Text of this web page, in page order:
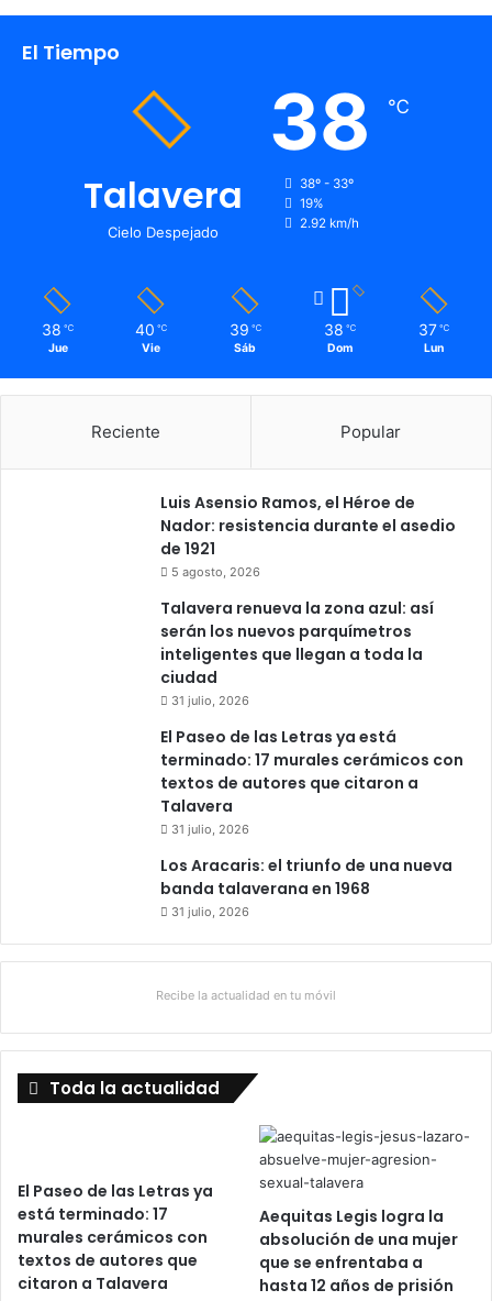
El Tiempo
Talavera
Cielo Despejado
38 ℃
38º - 33º
19%
2.92 km/h
38 ℃
Jue
40 ℃
Vie
39 ℃
Sáb
38 ℃
Dom
37 ℃
Lun
Reciente Popular
Luis Asensio Ramos, el Héroe de
Nador: resistencia durante el asedio
de 1921
5 agosto, 2026
Talavera renueva la zona azul: así
serán los nuevos parquímetros
inteligentes que llegan a toda la
ciudad
31 julio, 2026
El Paseo de las Letras ya está
terminado: 17 murales cerámicos con
textos de autores que citaron a
Talavera
31 julio, 2026
Los Aracaris: el triunfo de una nueva
banda talaverana en 1968
31 julio, 2026
Recibe la actualidad en tu móvil
Toda la actualidad
El Paseo de las Letras ya
está terminado: 17
murales cerámicos con
textos de autores que
citaron a Talavera
Aequitas Legis logra la
absolución de una mujer
que se enfrentaba a
hasta 12 años de prisión